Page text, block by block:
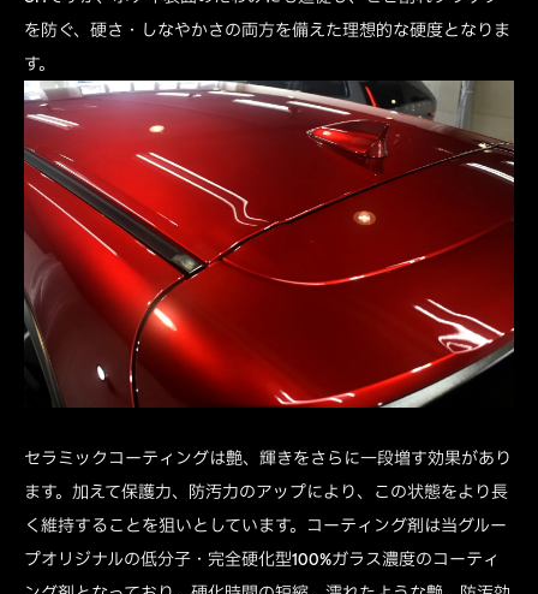
を防ぐ、硬さ・しなやかさの両方を備えた理想的な硬度となりま
す。
セラミックコーティングは艶、輝きをさらに一段増す効果があり
ます。加えて保護力、防汚力のアップにより、この状態をより長
く維持することを狙いとしています。コーティング剤は当グルー
プオリジナルの低分子・完全硬化型100%ガラス濃度のコーティ